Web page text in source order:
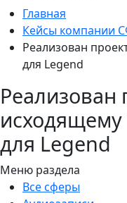
Главная
Кейсы компании
Реализован
для Legend
Реализован
исходящему
для Legend
Меню раздела
Все сферы